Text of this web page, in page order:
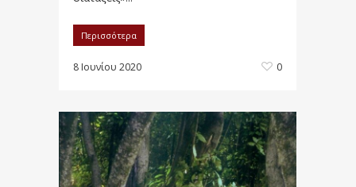
Περισσότερα
8 Ιουνίου 2020 0